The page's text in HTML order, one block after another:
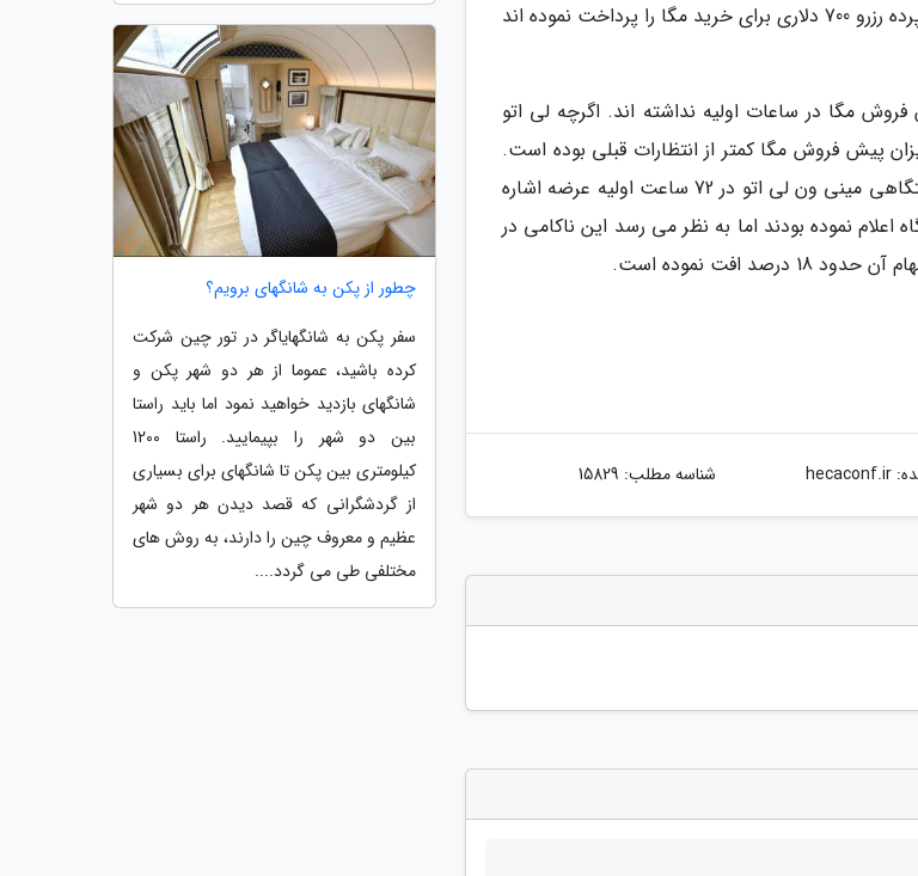
مدیرعامل این برند یک روز قبل از رونمایی مگا گفت تعداد افرادی که سپرده رزرو 700 دلاری برای خرید مگا را پرداخت نموده اند
مگا در ساعات اولیه نداشته اند. اگرچه لی اتو
پیش فروش مگا کمتر از انتظارات قبلی بوده است.
چندین رسانه خودرویی نیز اخیراً به آمار پیش فروش کمتر از 4 هزار دستگاهی مینی ون لی اتو در 72 ساعت اولیه عرضه اشاره
هدف اولیه خود را فروش ماهانه 8 هزار دستگاه اعلام نموده بودند اما به نظر می رسد این ناکامی در
نموده است.
hecaconf.ir شناسه مطلب: 15829
چطور از پکن به شانگهای برویم؟
سفر پکن به شانگهایاگر در تور چین شرکت
کرده باشید، عموما از هر دو شهر پکن و
شانگهای بازدید خواهید نمود اما باید راستا
بین دو شهر را بپیمایید. راستا 1200
کیلومتری بین پکن تا شانگهای برای بسیاری
از گردشگرانی که قصد دیدن هر دو شهر
عظیم و معروف چین را دارند، به روش های
مختلفی طی می گردد....